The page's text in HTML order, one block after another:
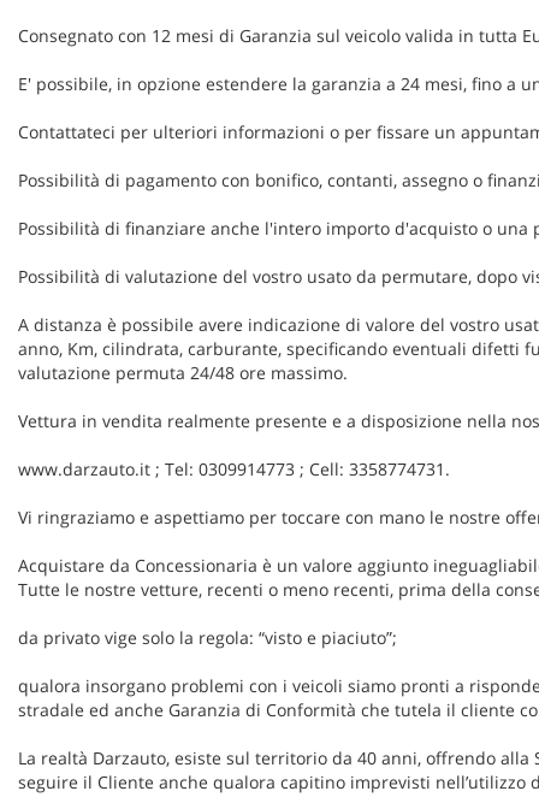
Consegnato con 12 mesi di Garanzia sul veicolo valida in tutta
E' possibile, in opzione estendere la garanzia a 24 mesi, fino a
Contattateci per ulteriori informazioni o per fissare un
Possibilità di pagamento con bonifico, contanti, assegno o
Possibilità di finanziare anche l'intero importo d'acquisto o
Possibilità di valutazione del vostro usato da permutare, dopo
A distanza è possibile avere indicazione di valore del vostro
anno, Km, cilindrata, carburante, specificando eventuali difetti
valutazione permuta 24/48 ore massimo.
Vettura in vendita realmente presente e a disposizione nella
www.darzauto.it ; Tel: 0309914773 ; Cell: 3358774731.
Vi ringraziamo e aspettiamo per toccare con mano le nostre
Acquistare da Concessionaria è un valore aggiunto
Tutte le nostre vetture, recenti o meno recenti, prima della
da privato vige solo la regola: “visto e piaciuto”;
qualora insorgano problemi con i veicoli siamo pronti a
stradale ed anche Garanzia di Conformità che tutela il cliente
La realtà Darzauto, esiste sul territorio da 40 anni, offrendo
seguire il Cliente anche qualora capitino imprevisti